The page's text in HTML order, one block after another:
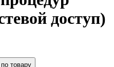
доступ)
товару